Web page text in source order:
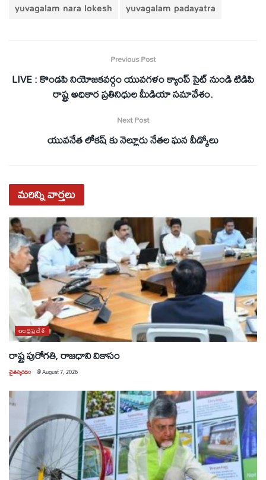
yuvagalam nara lokesh yuvagalam padayatra
Previous Post
LIVE : కొండపి నియోజకవర్గం యువగళం క్యాంప్ సైట్ నుండి టిడిపి
రాష్ట్ర అధికార ప్రతినిధుల మీడియా సమావేశం.
Next Post
యువనేత లోకష్ కు నెల్లూరు నేతల ఘన వీడ్కోలు
మరిన్నివార్తలు
ఆంధ్రప్రదేశ్
రాష్ట్ర పురోగతి, రాజధాని వికాసం
చైతన్యరధం @August 7, 2026